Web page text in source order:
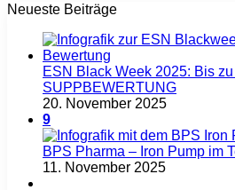
Neueste Beiträge
ESN Black Week 2025: Bis
SUPPBEWERTUNG
20. November 2025
9
BPS Pharma – Iron Pump im
11. November 2025